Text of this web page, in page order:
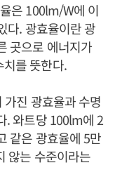
은 100lm/W에 이
다. 광효율이란 광
곳으로 에너지가
를 뜻한다.
가진 광효율과 수명
. 와트당 100lm에 2
같은 광효율에 5만
않는 수준이라는